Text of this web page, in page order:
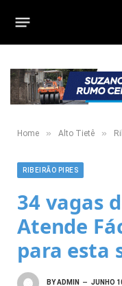
Home » Alto Tietê »
RIBEIRÃO PIRES
34 vagas
Atende
para esta
BYADMIN JUNHO